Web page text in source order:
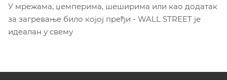
У мрежама, џемперима, шеширима или као додатак
за загревање било којој пређи - WALL STREET је
идеалан у свему